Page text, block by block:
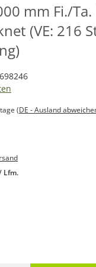
mm Fi./
(VE: 216
(DE - Ausland
Lfm.